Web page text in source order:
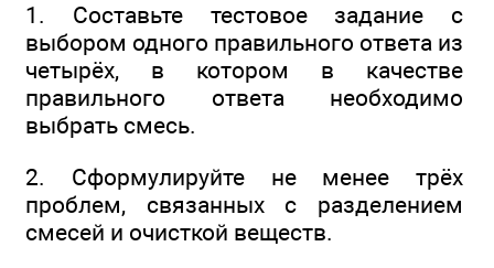
1. Составьте тестовое задание с
выбором одного правильного ответа из
четырёх, в котором в качестве
правильного ответа необходимо
выбрать смесь.
2. Сформулируйте не менее трёх
проблем, связанных с разделением
смесей и очисткой веществ.